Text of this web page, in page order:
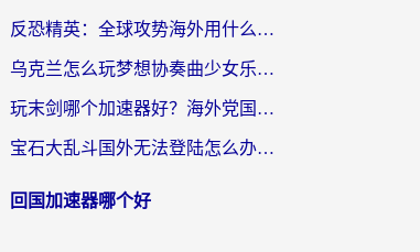
反恐精英：全球攻势海外用什么加速器登录？海外党国服游戏畅玩指南
乌克兰怎么玩梦想协奏曲少女乐团派对？海外党国服游戏加速全攻略（附欧洲重生细胞荒野行动不卡技巧）
玩末剑哪个加速器好？海外党国服游戏畅玩终极指南（附3款热门游戏实测）
宝石大乱斗国外无法登陆怎么办？海外玩家专属加速指南（附穿越火线原野传说解决方案）
回国加速器哪个好